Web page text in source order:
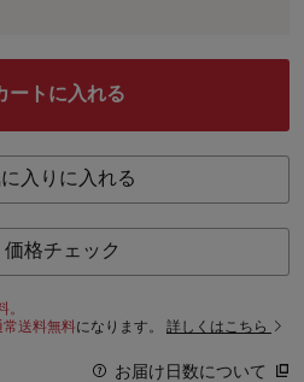
ートに入れる
入りに入れる
格チェック
常送料無料になります。 詳しくはこちら
お届け日数について